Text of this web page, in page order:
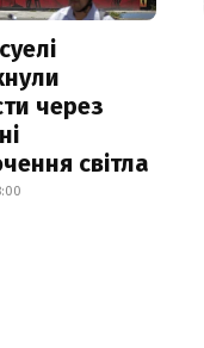
через
світла